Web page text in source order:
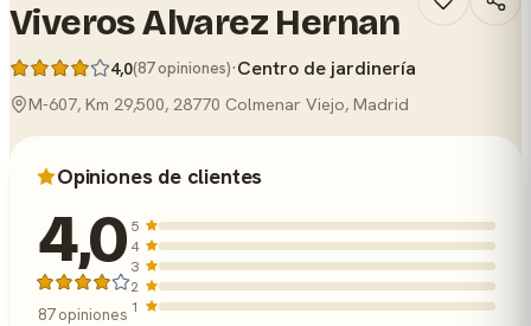
Viveros Alvarez Hernan
4,0(87 opiniones)·Centro de jardinería
M-607, Km 29,500, 28770 Colmenar Viejo, Madrid
Opiniones de clientes
4,0
87 opiniones
5
4
3
2
1